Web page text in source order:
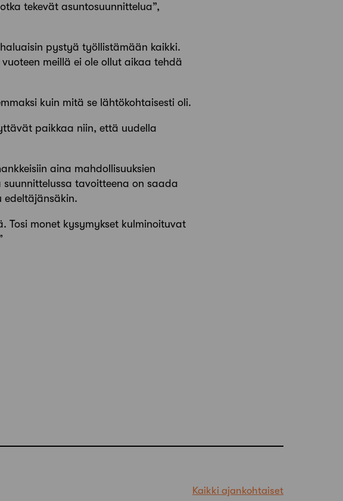
tekevät asuntosuunnittelua”,
pystyä työllistämään kaikki.
meillä ei ole ollut aikaa tehdä
kuin mitä se lähtökohtaisesti oli.
paikkaa niin, että uudella
aina mahdollisuuksien
suunnittelussa tavoitteena on saada
edeltäjänsäkin.
monet kysymykset kulminoituvat
Kaikki ajankohtaiset